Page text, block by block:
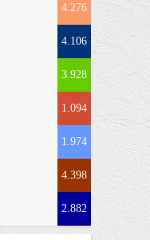
4.276
4.106
3.928
1.094
1.974
4.398
2.882